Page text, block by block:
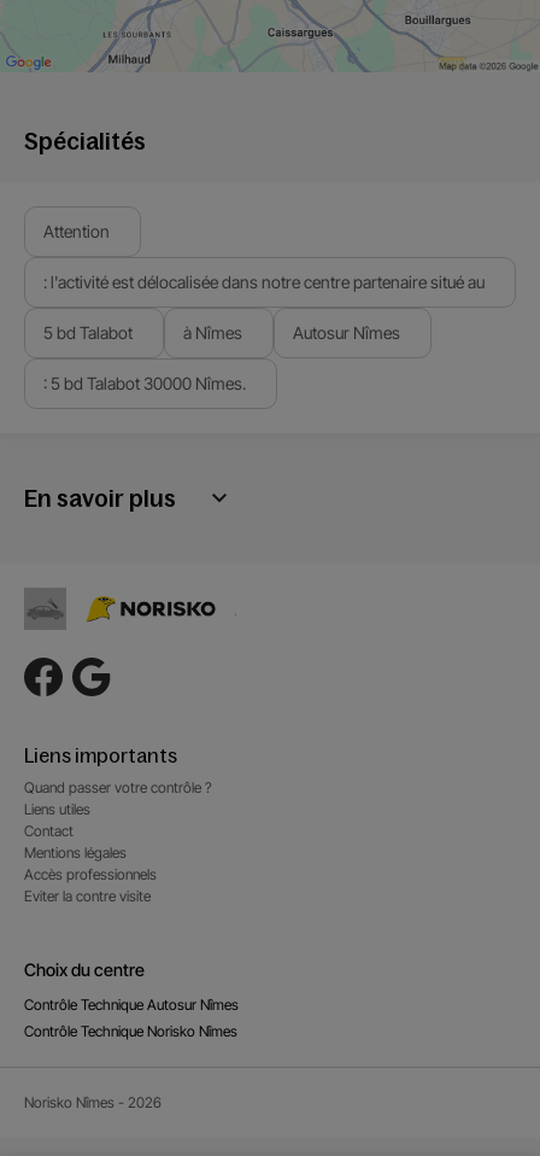
Spécialités
Attention
: l'activité est délocalisée dans notre centre partenaire situé au
5 bd Talabot à Nîmes Autosur Nîmes
: 5 bd Talabot 30000 Nîmes.
En savoir plus
Liens importants
Quand passer votre contrôle ?
Liens utiles
Contact
Mentions légales
Accès professionnels
Eviter la contre visite
Choix du centre
Contrôle Technique Autosur Nîmes
Contrôle Technique Norisko Nîmes
Norisko Nîmes - 2026